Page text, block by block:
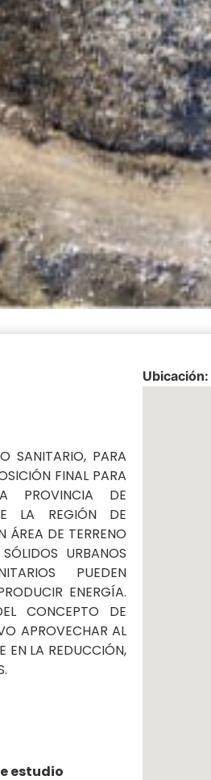
SANITARIO, PARA
FINAL PARA
PROVINCIA DE
LA REGIÓN DE
ÁREA DE TERRENO
URBANOS
PUEDEN
ENERGÍA.
CONCEPTO DE
APROVECHAR AL
EN LA REDUCCIÓN,
estudio
Ubicación: